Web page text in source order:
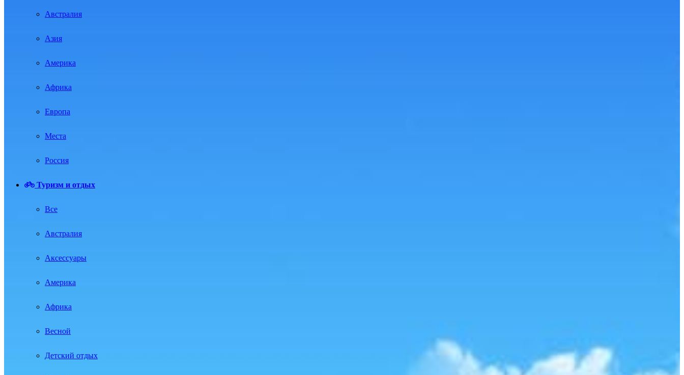
Австралия
Азия
Америка
Африка
Европа
Места
Россия
Туризм и отдых
Все
Австралия
Аксессуары
Америка
Африка
Весной
Детский отдых